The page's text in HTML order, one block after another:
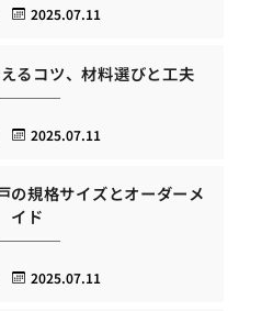
2025.07.11
るコツ、材料選びと工夫
2025.07.11
の規格サイズとオーダーメ
イド
2025.07.11